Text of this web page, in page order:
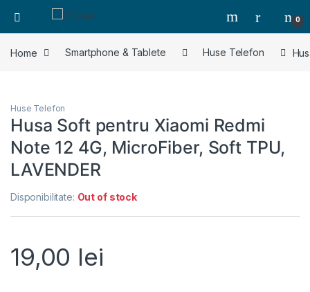
0
Home Smartphone & Tablete Huse Telefon
Huse Telefon
Husa Soft pentru Xiaomi Redmi
Note 12 4G, MicroFiber, Soft TPU,
LAVENDER
Disponibilitate: Out of stock
19,00 lei